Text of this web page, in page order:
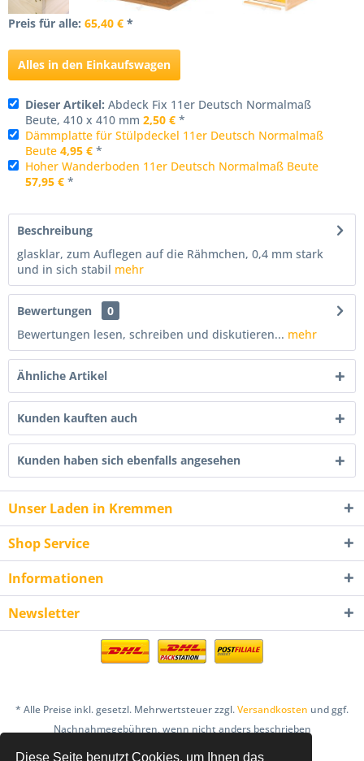
Diese Seite benutzt Cookies, um Ihnen das
Preis für alle: 65,40 € *
Alles in den Einkaufswagen
Dieser Artikel: Abdeck Fix 11er Deutsch Normalmaß
Beute, 410 x 410 mm 2,50 € *
Dämmplatte für Stülpdeckel 11er Deutsch Normalmaß
Beute 4,95 € *
Hoher Wanderboden 11er Deutsch Normalmaß Beute
57,95 € *
Beschreibung
glasklar, zum Auflegen auf die Rähmchen, 0,4 mm stark
und in sich stabil mehr
Bewertungen
0
Bewertungen lesen, schreiben und diskutieren... mehr
Ähnliche Artikel
Kunden kauften auch
Kunden haben sich ebenfalls angesehen
Unser Laden in Kremmen
Shop Service
Informationen
Newsletter
* Alle Preise inkl. gesetzl. Mehrwertsteuer zzgl.Versandkosten und ggf.
Nachnahmegebühren, wenn nicht anders beschrieben